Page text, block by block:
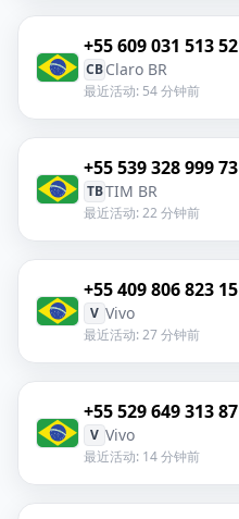
+55 609 031 513 52
CBClaro BR
最近活动: 54 分钟前
+55 539 328 999 73
TBTIM BR
最近活动: 22 分钟前
+55 409 806 823 15
V Vivo
最近活动: 27 分钟前
+55 529 649 313 87
V Vivo
最近活动: 14 分钟前